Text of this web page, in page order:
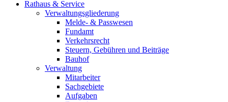
Rathaus & Service
Verwaltungsgliederung
Melde- & Passwesen
Fundamt
Verkehrsrecht
Steuern, Gebühren und Beiträge
Bauhof
Verwaltung
Mitarbeiter
Sachgebiete
Aufgaben